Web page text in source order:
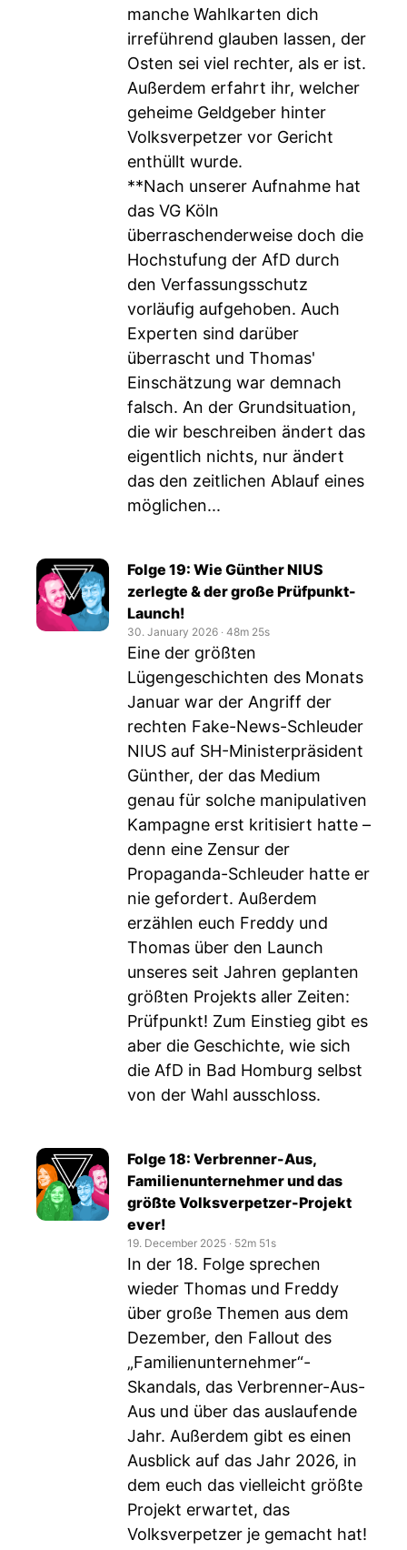
manche Wahlkarten dich
irreführend glauben lassen, der
Osten sei viel rechter, als er ist.
Außerdem erfahrt ihr, welcher
geheime Geldgeber hinter
Volksverpetzer vor Gericht
enthüllt wurde.
**Nach unserer Aufnahme hat
das VG Köln
überraschenderweise doch die
Hochstufung der AfD durch
den Verfassungsschutz
vorläufig aufgehoben. Auch
Experten sind darüber
überrascht und Thomas'
Einschätzung war demnach
falsch. An der Grundsituation,
die wir beschreiben ändert das
eigentlich nichts, nur ändert
das den zeitlichen Ablauf eines
möglichen...
Folge 19: Wie Günther NIUS
zerlegte & der große Prüfpunkt-
Launch!
30. January 2026 ‧ 48m 25s
Eine der größten
Lügengeschichten des Monats
Januar war der Angriff der
rechten Fake-News-Schleuder
NIUS auf SH-Ministerpräsident
Günther, der das Medium
genau für solche manipulativen
Kampagne erst kritisiert hatte –
denn eine Zensur der
Propaganda-Schleuder hatte er
nie gefordert. Außerdem
erzählen euch Freddy und
Thomas über den Launch
unseres seit Jahren geplanten
größten Projekts aller Zeiten:
Prüfpunkt! Zum Einstieg gibt es
aber die Geschichte, wie sich
die AfD in Bad Homburg selbst
von der Wahl ausschloss.
Folge 18: Verbrenner-Aus,
Familienunternehmer und das
größte Volksverpetzer-Projekt
ever!
19. December 2025 ‧ 52m 51s
In der 18. Folge sprechen
wieder Thomas und Freddy
über große Themen aus dem
Dezember, den Fallout des
„Familienunternehmer“-
Skandals, das Verbrenner-Aus-
Aus und über das auslaufende
Jahr. Außerdem gibt es einen
Ausblick auf das Jahr 2026, in
dem euch das vielleicht größte
Projekt erwartet, das
Volksverpetzer je gemacht hat!